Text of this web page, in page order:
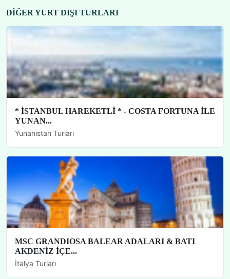
DIĞER YURT DIŞI TURLARI
* İSTANBUL HAREKETLİ * - COSTA FORTUNA İLE
YUNAN...
Yunanistan Turları
MSC GRANDIOSA BALEAR ADALARI & BATI
AKDENİZ İÇE...
İtalya Turları